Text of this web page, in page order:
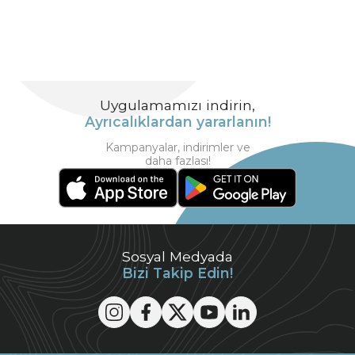
Sosyal Medyada
Bizi Takip Edin!
Uygulamamızı indirin,
Ayrıcalıklardan yararlanın!
Kampanyalar, indirimler ve
daha fazlası!